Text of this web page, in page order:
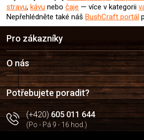
stravu, kávu nebo čaje — více v kategorii
Nepřehlédněte také náš BushCraft portál
a
t
í
Pro zákazníky
O nás
Potřebujete poradit?
(+420)605 011 644
(Po - Pá 9 - 16 hod.)